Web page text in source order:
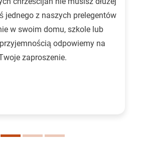
jednego z naszych prelegentów
w swoim domu, szkole lub
odpowiemy na
zaproszenie.